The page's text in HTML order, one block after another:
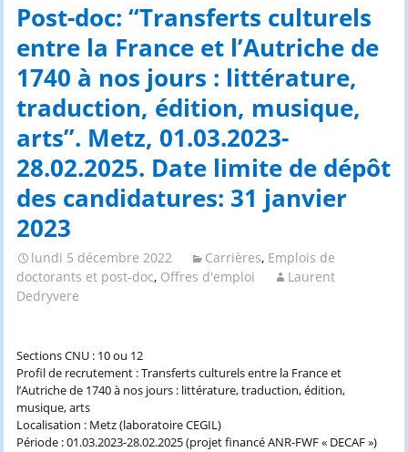
Post-doc: “Transferts culturels
entre la France et l’Autriche de
1740 à nos jours : littérature,
traduction, édition, musique,
arts”. Metz, 01.03.2023-
28.02.2025. Date limite de dépôt
des candidatures: 31 janvier
2023
lundi 5 décembre 2022 Carrières, Emplois de
doctorants et post-doc, Offres d'emploi
Laurent
Dedryvere
Sections CNU : 10 ou 12
Profil de recrutement : Transferts culturels entre la France et
l’Autriche de 1740 à nos jours : littérature, traduction, édition,
musique, arts
Localisation : Metz (laboratoire CEGIL)
Période : 01.03.2023-28.02.2025 (projet financé ANR-FWF « DECAF »)